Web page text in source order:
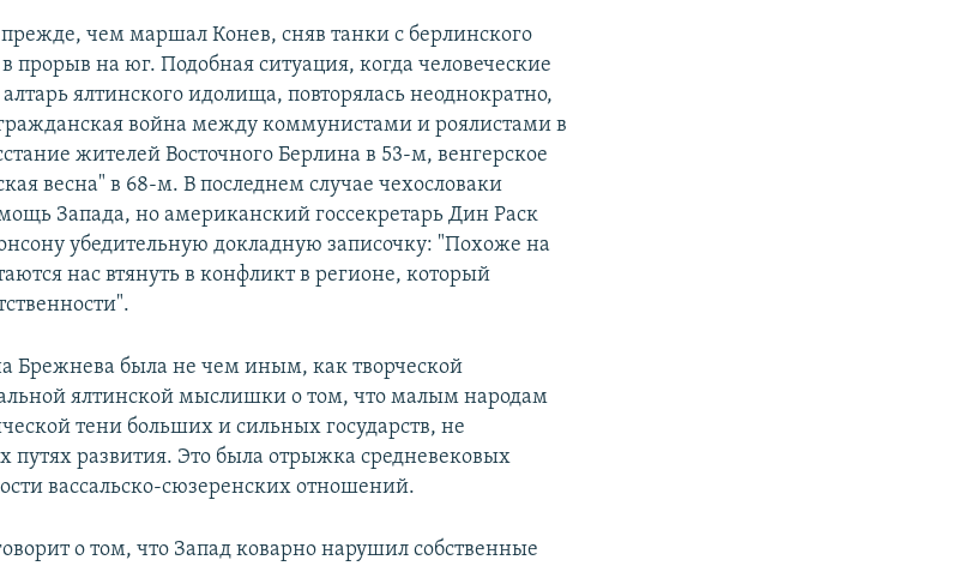
чем маршал Конев, сняв танки с берлинского
прорыв на юг. Подобная ситуация, когда человеческие
ялтинского идолища, повторялась неоднократно,
война между коммунистами и роялистами в
жителей Восточного Берлина в 53-м, венгерское
весна" в 68-м. В последнем случае чехословаки
Запада, но американский госсекретарь Дин Раск
убедительную докладную записочку: "Похоже на
нас втянуть в конфликт в регионе, который
Брежнева была не чем иным, как творческой
ялтинской мыслишки о том, что малым народам
тени больших и сильных государств, не
путях развития. Это была отрыжка средневековых
вассальско-сюзеренских отношений.
о том, что Запад коварно нарушил собственные